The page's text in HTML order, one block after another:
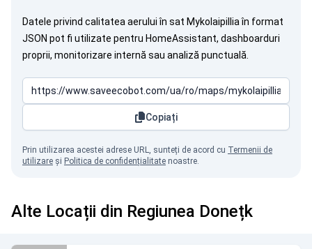
Datele privind calitatea aerului în sat Mykolaipillia în format
JSON pot fi utilizate pentru HomeAssistant, dashboarduri
proprii, monitorizare internă sau analiză punctuală.
Copiați
Prin utilizarea acestei adrese URL, sunteți de acord cu Termenii de
utilizare și Politica de confidențialitate noastre.
Alte Locații din Regiunea Donețk